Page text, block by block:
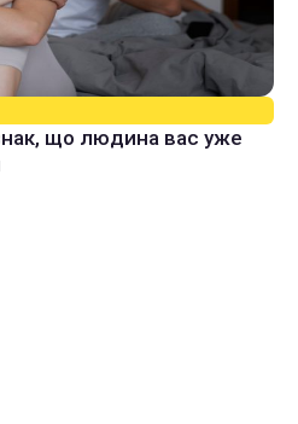
що людина вас уже